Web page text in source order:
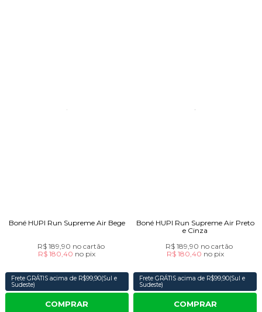
Boné HUPI Run Supreme Air Bege
R$ 189,90 no cartão
R$ 180,40 no pix
Frete GRÁTIS acima de R$99,90(Sul e
Sudeste)
COMPRAR
Boné HUPI Run Supreme Air Preto
e Cinza
R$ 189,90 no cartão
R$ 180,40 no pix
Frete GRÁTIS acima de R$99,90(Sul e
Sudeste)
COMPRAR